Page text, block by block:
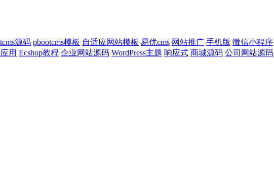
源码 pbootcms模板 自适应网站模板 易优cms 网站推广 手机版 微信小程序
用 Ecshop教程 企业网站源码 WordPress主题 响应式 商城源码 公司网站源码